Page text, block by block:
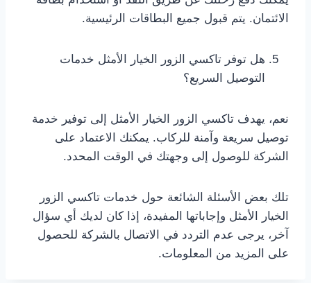
الائتمان. يتم قبول جميع البطاقات الرئيسية.
هل توفر تاكسي الزور الخيار الأمثل خدمات
التوصيل السريع؟
نعم، يهدف تاكسي الزور الخيار الأمثل إلى توفير خدمة
توصيل سريعة وآمنة للركاب. يمكنك الاعتماد على
الشركة للوصول إلى وجهتك في الوقت المحدد.
تلك بعض الأسئلة الشائعة حول خدمات تاكسي الزور
الخيار الأمثل وإجاباتها المفيدة، إذا كان لديك أي سؤال
آخر، يرجى عدم التردد في الاتصال بالشركة للحصول
على المزيد من المعلومات.